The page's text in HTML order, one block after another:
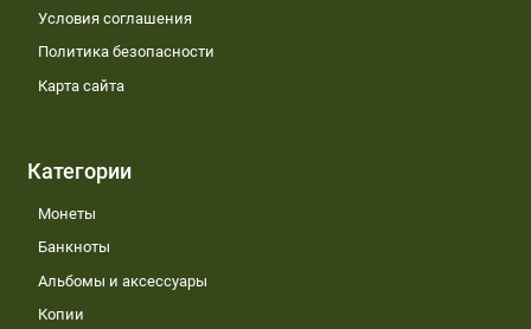
Условия соглашения
Политика безопасности
Карта сайта
Категории
Монеты
Банкноты
Альбомы и аксессуары
Копии